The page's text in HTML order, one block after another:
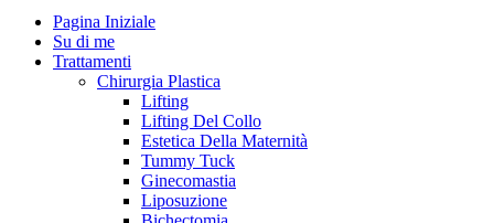
Pagina Iniziale
Su di me
Trattamenti
Chirurgia Plastica
Lifting
Lifting Del Collo
Estetica Della Maternità
Tummy Tuck
Ginecomastia
Liposuzione